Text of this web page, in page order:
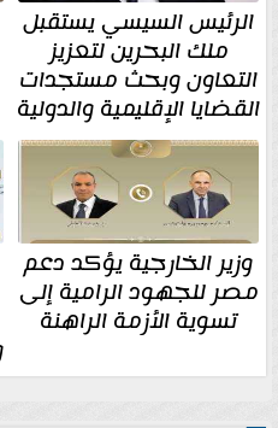
الرئيس السيسي يستقبل
ملك البحرين لتعزيز
التعاون وبحث مستجدات
القضايا الإقليمية والدولية
وزير الخارجية يؤكد دعم
مصر للجهود الرامية إلى
تسوية الأزمة الراهنة